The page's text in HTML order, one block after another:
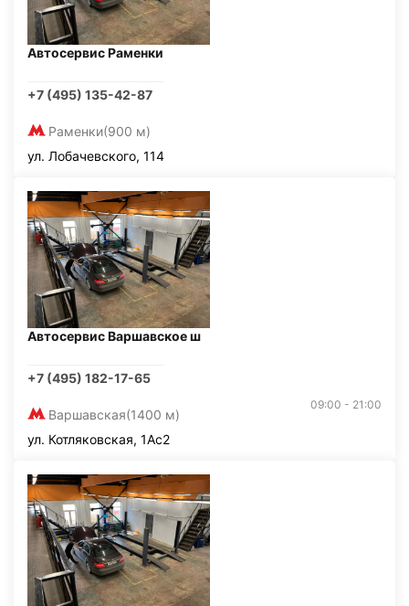
Автосервис Раменки
+7 (495) 135-42-87
Раменки(900 м)
ул. Лобачевского, 114
Автосервис Варшавское ш
+7 (495) 182-17-65
Варшавская(1400 м)
09:00 - 21:00
ул. Котляковская, 1Ас2